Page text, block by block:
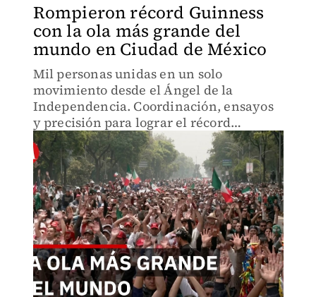
Rompieron récord Guinness
con la ola más grande del
mundo en Ciudad de México
Mil personas unidas en un solo
movimiento desde el Ángel de la
Independencia. Coordinación, ensayos
y precisión para lograr el récord
Guinness de la ola más grande. La
historia de cómo la gente común hace lo
extraordinario.